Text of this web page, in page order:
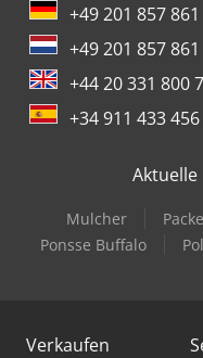
+49 201 857
+49 201 857
+44 20 331 800
+34 911 433 456
Aktuelle
Mulcher
Ponsse Buffalo
Verkaufen